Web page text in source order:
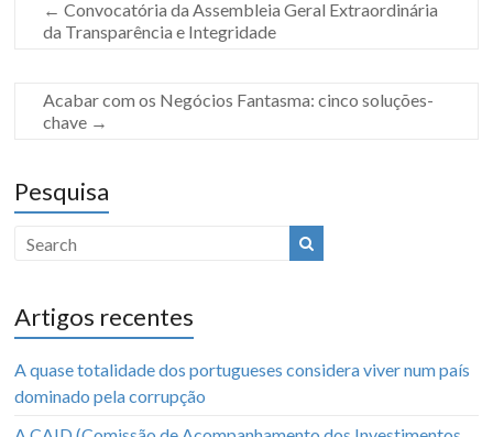
← Convocatória da Assembleia Geral Extraordinária
da Transparência e Integridade
Acabar com os Negócios Fantasma: cinco soluções-
chave →
Pesquisa
Artigos recentes
A quase totalidade dos portugueses considera viver num país
dominado pela corrupção